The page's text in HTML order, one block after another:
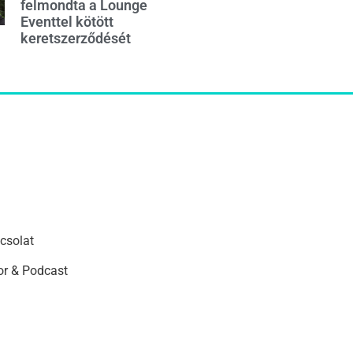
felmondta a Lounge
Eventtel kötött
keretszerződését
& Podcast